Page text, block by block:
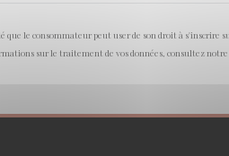
que le consommateur peut user de son droit à s'inscrire
sur le traitement de vos données, consultez notre